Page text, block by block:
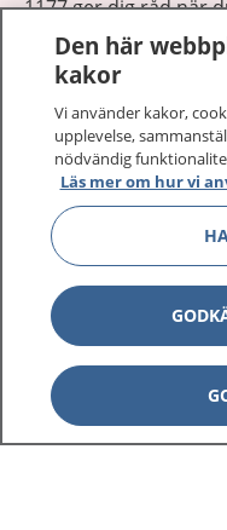
1177 ger dig råd när
1177 på flera språk
Om 1177
Kontakt
Behandling av
Den här
kakor
Vi använder kakor,
upplevelse,
nödvändig
Läs mer om hur vi